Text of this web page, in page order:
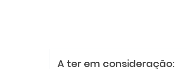
A ter em consideração: